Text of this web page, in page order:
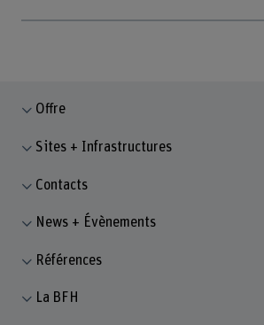
Offre
Sites + Infrastructures
Contacts
News + Évènements
Références
La BFH